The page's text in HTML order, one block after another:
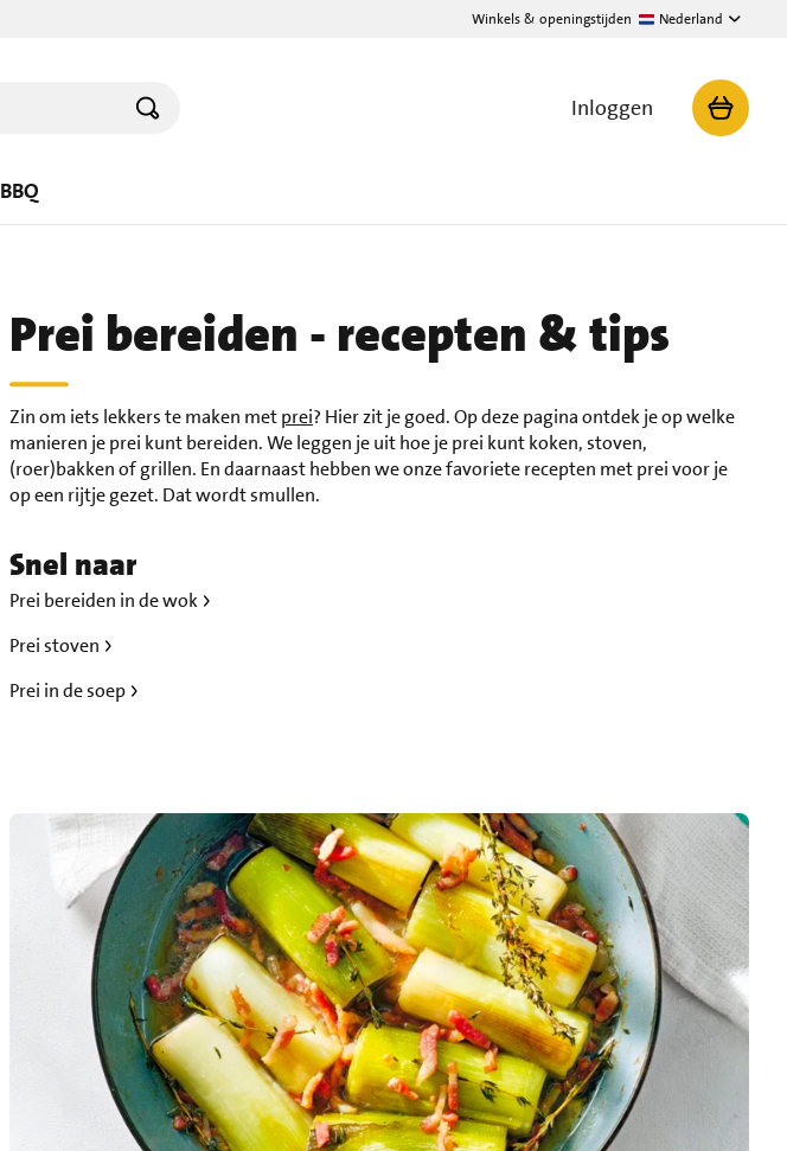
Winkels & openingstijden Nederland
Inloggen
BBQ
Prei bereiden - recepten & tips
Zin om iets lekkers te maken metprei? Hier zit je goed. Op deze pagina ontdek je op welke
manieren je prei kunt bereiden. We leggen je uit hoe je prei kunt koken, stoven,
(roer)bakken of grillen. En daarnaast hebben we onze favoriete recepten met prei voor je
op een rijtje gezet. Dat wordt smullen.
Snel naar
Prei bereiden in de wok
Prei stoven
Prei in de soep